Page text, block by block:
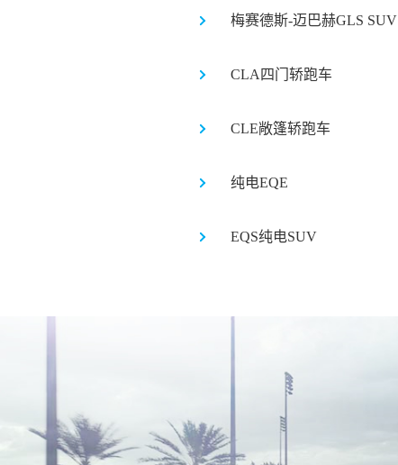
梅赛德斯-迈巴赫GLS SUV
CLA四门轿跑车
CLE敞篷轿跑车
纯电EQE
EQS纯电SUV